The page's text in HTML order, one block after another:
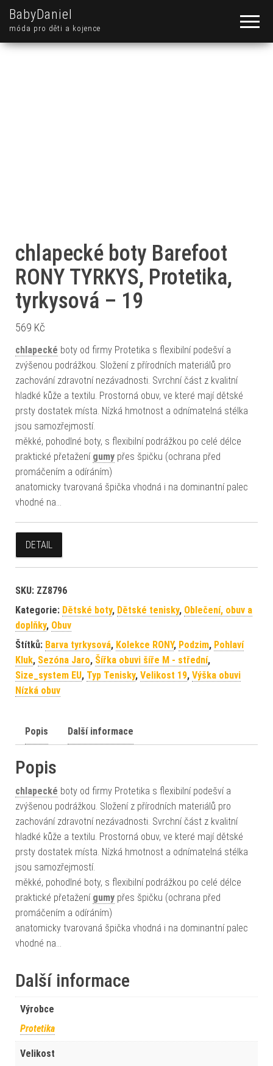
BabyDaniel
móda pro děti a kojence
chlapecké boty Barefoot
RONY TYRKYS, Protetika,
tyrkysová – 19
569 Kč
chlapecké boty od firmy Protetika s flexibilní podešví a
zvýšenou podrážkou. Složení z přírodních materiálů pro
zachování zdravotní nezávadnosti. Svrchní část z kvalitní
hladké kůže a textilu. Prostorná obuv, ve které mají dětské
prsty dostatek místa. Nízká hmotnost a odnímatelná stélka
jsou samozřejmostí.
měkké, pohodlné boty, s flexibilní podrážkou po celé délce
praktické přetažení gumy přes špičku (ochrana před
promáčením a odíráním)
anatomicky tvarovaná špička vhodná i na dominantní palec
vhodné na…
DETAIL
SKU: ZZ8796
Kategorie: Dětské boty, Dětské tenisky, Oblečení, obuv a
doplňky, Obuv
Štítků: Barva tyrkysová, Kolekce RONY, Podzim, Pohlaví
Kluk, Sezóna Jaro, Šířka obuvi šíře M - střední,
Size_system EU, Typ Tenisky, Velikost 19, Výška obuvi
Nízká obuv
Popis Další informace
Popis
chlapecké boty od firmy Protetika s flexibilní podešví a
zvýšenou podrážkou. Složení z přírodních materiálů pro
zachování zdravotní nezávadnosti. Svrchní část z kvalitní
hladké kůže a textilu. Prostorná obuv, ve které mají dětské
prsty dostatek místa. Nízká hmotnost a odnímatelná stélka
jsou samozřejmostí.
měkké, pohodlné boty, s flexibilní podrážkou po celé délce
praktické přetažení gumy přes špičku (ochrana před
promáčením a odíráním)
anatomicky tvarovaná špička vhodná i na dominantní palec
vhodné na…
Další informace
Výrobce
Protetika
Velikost